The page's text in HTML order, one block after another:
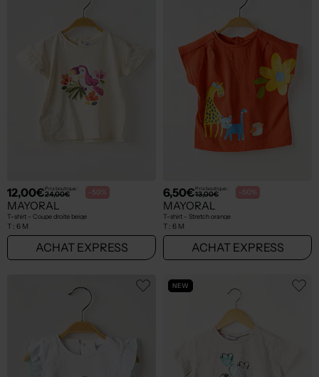
12,00€Prix boutique :
24,00€ -50%
MAYORAL
T-shirt - Coupe droite beige
T : 6 M
ACHAT EXPRESS
6,50€Prix boutique :
13,00€ -50%
MAYORAL
T-shirt - Stretch orange
T : 6 M
ACHAT EXPRESS
NEW